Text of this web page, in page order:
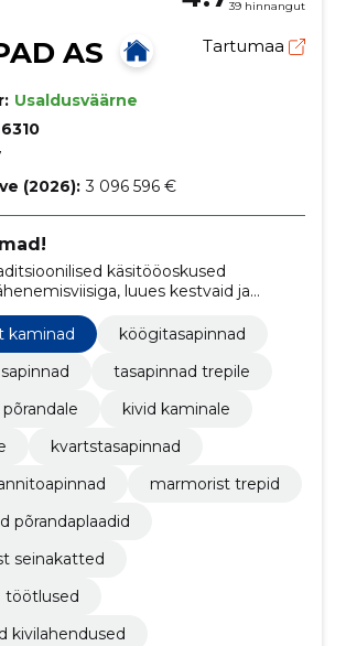
39 hinnangut
AS Tartumaa
Usaldusväärne
6310
(2026): 3 096 596 €
käsitööoskused
luues kestvaid ja
kivitöid vastavalt klientide
kaminad
köögitasapinnad
tasapinnad trepile
kivid kaminale
kvartstasapinnad
marmorist trepid
põrandaplaadid
seinakatted
töötlused
kivilahendused